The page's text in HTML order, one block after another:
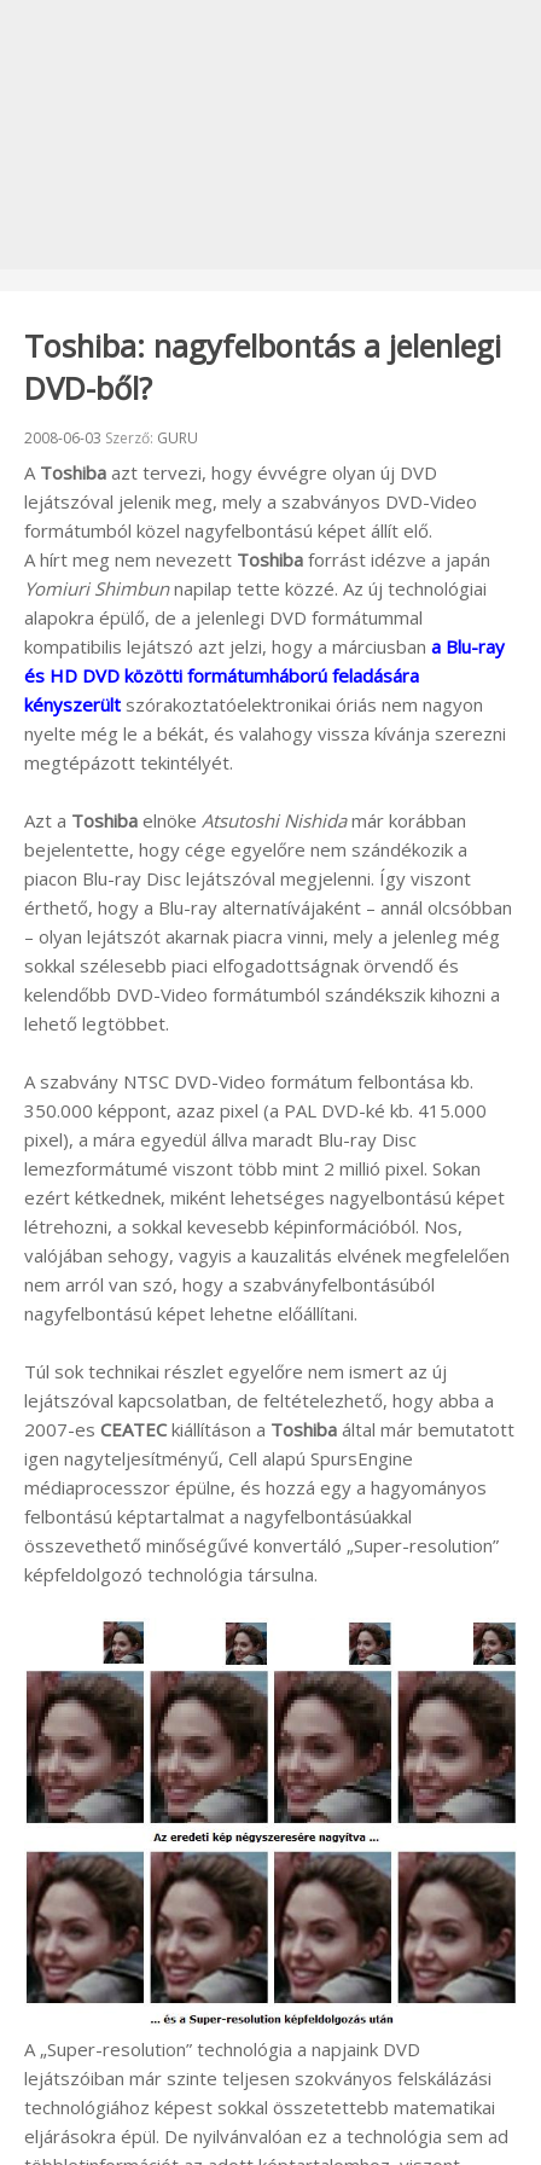
Toshiba: nagyfelbontás a jelenlegi
DVD-ből?
Beküldve:
2008-06-03 Szerző: GURU
A Toshiba azt tervezi, hogy évvégre olyan új DVD
lejátszóval jelenik meg, mely a szabványos DVD-Video
formátumból közel nagyfelbontású képet állít elő.
A hírt meg nem nevezett Toshiba forrást idézve a japán
Yomiuri Shimbunnapilap tette közzé. Az új technológiai
alapokra épülő, de a jelenlegi DVD formátummal
kompatibilis lejátszó azt jelzi, hogy a márciusban a Blu-ray
és HD DVD közötti formátumháború feladására
kényszerült szórakoztatóelektronikai óriás nem nagyon
nyelte még le a békát, és valahogy vissza kívánja szerezni
megtépázott tekintélyét.
Azt a Toshiba elnöke Atsutoshi Nishidamár korábban
bejelentette, hogy cége egyelőre nem szándékozik a
piacon Blu-ray Disc lejátszóval megjelenni. Így viszont
érthető, hogy a Blu-ray alternatívájaként – annál olcsóbban
– olyan lejátszót akarnak piacra vinni, mely a jelenleg még
sokkal szélesebb piaci elfogadottságnak örvendő és
kelendőbb DVD-Video formátumból szándékszik kihozni a
lehető legtöbbet.
A szabvány NTSC DVD-Video formátum felbontása kb.
350.000 képpont, azaz pixel (a PAL DVD-ké kb. 415.000
pixel), a mára egyedül állva maradt Blu-ray Disc
lemezformátumé viszont több mint 2 millió pixel. Sokan
ezért kétkednek, miként lehetséges nagyelbontású képet
létrehozni, a sokkal kevesebb képinformációból. Nos,
valójában sehogy, vagyis a kauzalitás elvének megfelelően
nem arról van szó, hogy a szabványfelbontásúból
nagyfelbontású képet lehetne előállítani.
Túl sok technikai részlet egyelőre nem ismert az új
lejátszóval kapcsolatban, de feltételezhető, hogy abba a
2007-es CEATECkiállításon a Toshiba által már bemutatott
igen nagyteljesítményű, Cell alapú SpursEngine
médiaprocesszor épülne, és hozzá egy a hagyományos
felbontású képtartalmat a nagyfelbontásúakkal
összevethető minőségűvé konvertáló „Super-resolution”
képfeldolgozó technológia társulna.
A „Super-resolution” technológia a napjaink DVD
lejátszóiban már szinte teljesen szokványos felskálázási
technológiához képest sokkal összetettebb matematikai
eljárásokra épül. De nyilvánvalóan ez a technológia sem ad